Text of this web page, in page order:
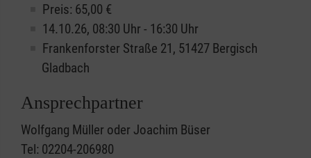
Preis: 65,00 €
14.10.26, 08:30 Uhr - 16:30 Uhr
Frankenforster Straße 21, 51427 Bergisch
Gladbach
Ansprechpartner
Wolfgang Müller oder Joachim Büser
Tel: 02204-206980